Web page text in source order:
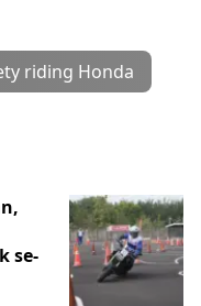
riding Honda
se-